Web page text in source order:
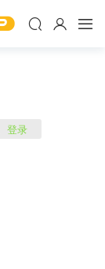
登录